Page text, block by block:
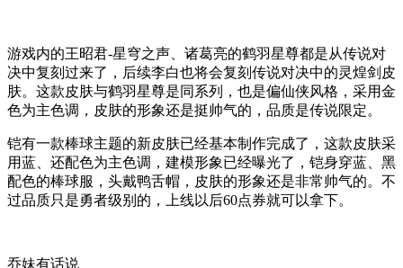
游戏内的王昭君-星穹之声、诸葛亮的鹤羽星尊都是从传说对
决中复刻过来了，后续李白也将会复刻传说对决中的灵煌剑皮
肤。这款皮肤与鹤羽星尊是同系列，也是偏仙侠风格，采用金
色为主色调，皮肤的形象还是挺帅气的，品质是传说限定。
铠有一款棒球主题的新皮肤已经基本制作完成了，这款皮肤采
用蓝、还配色为主色调，建模形象已经曝光了，铠身穿蓝、黑
配色的棒球服，头戴鸭舌帽，皮肤的形象还是非常帅气的。不
过品质只是勇者级别的，上线以后60点券就可以拿下。
乔妹有话说